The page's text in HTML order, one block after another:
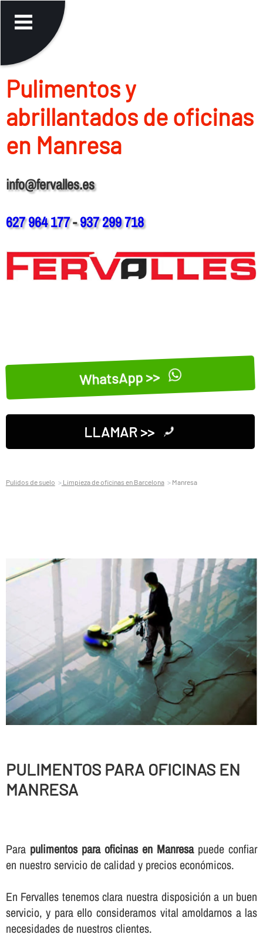
Pulimentos y
abrillantados de oficinas
en Manresa
info@fervalles.es
627 964 177-937 299 718
WhatsApp >>
LLAMAR >>
Pulidos de suelo Limpieza de oficinas en Barcelona Manresa
PULIMENTOS PARA OFICINAS EN
MANRESA
Para pulimentos para oficinas en Manresapuede confiar
en nuestro servicio de calidad y precios económicos.
En Fervalles tenemos clara nuestra disposición a un buen
servicio, y para ello consideramos vital amoldarnos a las
necesidades de nuestros clientes.